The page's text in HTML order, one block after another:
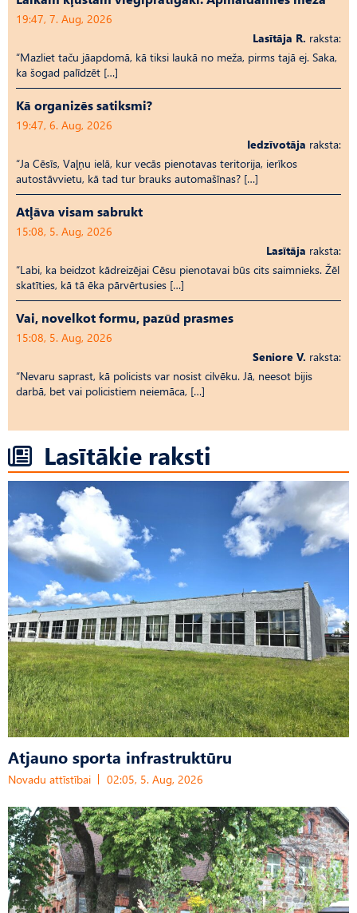
19:47, 7. Aug, 2026
Lasītāja R. raksta:
“Mazliet taču jāapdomā, kā tiksi laukā no meža, pirms tajā ej. Saka,
ka šogad palīdzēt […]
Kā organizēs satiksmi?
19:47, 6. Aug, 2026
Iedzīvotāja raksta:
“Ja Cēsīs, Vaļņu ielā, kur vecās pienotavas teritorija, ierīkos
autostāvvietu, kā tad tur brauks automašīnas? […]
Atļāva visam sabrukt
15:08, 5. Aug, 2026
Lasītāja raksta:
“Labi, ka beidzot kādreizējai Cēsu pienotavai būs cits saimnieks. Žēl
skatīties, kā tā ēka pārvērtusies […]
Vai, novelkot formu, pazūd prasmes
15:08, 5. Aug, 2026
Seniore V. raksta:
“Nevaru saprast, kā policists var nosist cilvēku. Jā, neesot bijis
darbā, bet vai policistiem neiemāca, […]
Lasītākie raksti
Atjauno sporta infrastruktūru
Novadu attīstībai 02:05, 5. Aug, 2026